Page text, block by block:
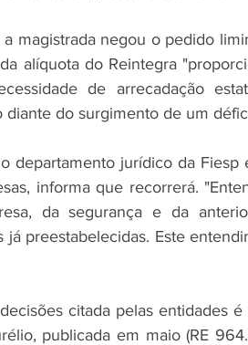
a magistrada negou o pedido
alíquota do Reintegra
de arrecadação
diante do surgimento de um
departamento jurídico da
informa que recorrerá.
da segurança e da
já preestabelecidas. Este
citada pelas entidades
publicada em maio (RE